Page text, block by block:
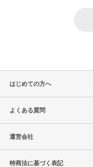
はじめての方へ
よくある質問
運営会社
特商法に基づく表記